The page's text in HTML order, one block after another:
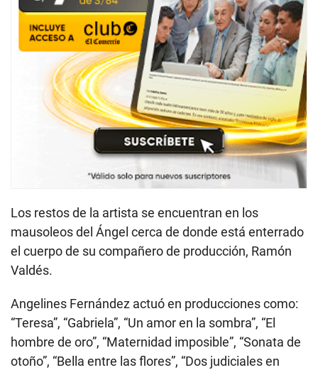
Los restos de la artista se encuentran en los
mausoleos del Ángel cerca de donde está enterrado
el cuerpo de su compañero de producción, Ramón
Valdés.
Angelines Fernández actuó en producciones como:
“Teresa”, “Gabriela”, “Un amor en la sombra”, “El
hombre de oro”, “Maternidad imposible”, “Sonata de
otoño”, “Bella entre las flores”, “Dos judiciales en